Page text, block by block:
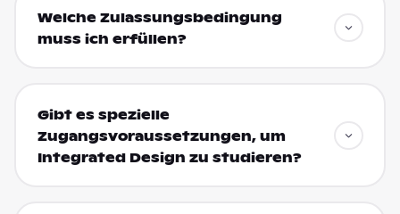
Welche Zulassungsbedingung
muss ich erfüllen?
Gibt es spezielle
Zugangsvoraussetzungen, um
Integrated Design zu studieren?